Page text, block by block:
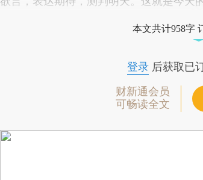
本文共计958字
登录后获取已
财新通会员
可畅读全文